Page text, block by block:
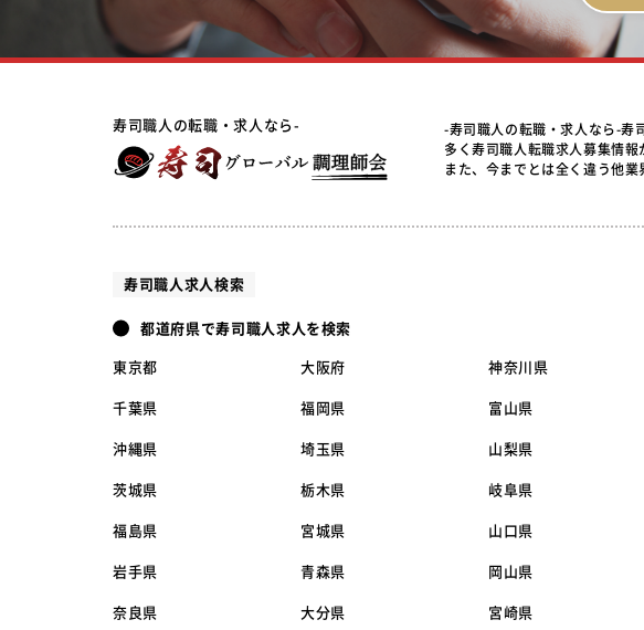
寿司職人の転職・求人なら-
-寿司職人の転職・求人なら-寿
多く寿司職人転職求人募集情
また、今までとは全く違う他
寿司職人求人検索
都道府県で寿司職人求人を検索
東京都 大阪府 神奈川県
千葉県 福岡県 富山県
沖縄県 埼玉県 山梨県
茨城県 栃木県 岐阜県
福島県 宮城県 山口県
岩手県 青森県 岡山県
奈良県 大分県 宮崎県